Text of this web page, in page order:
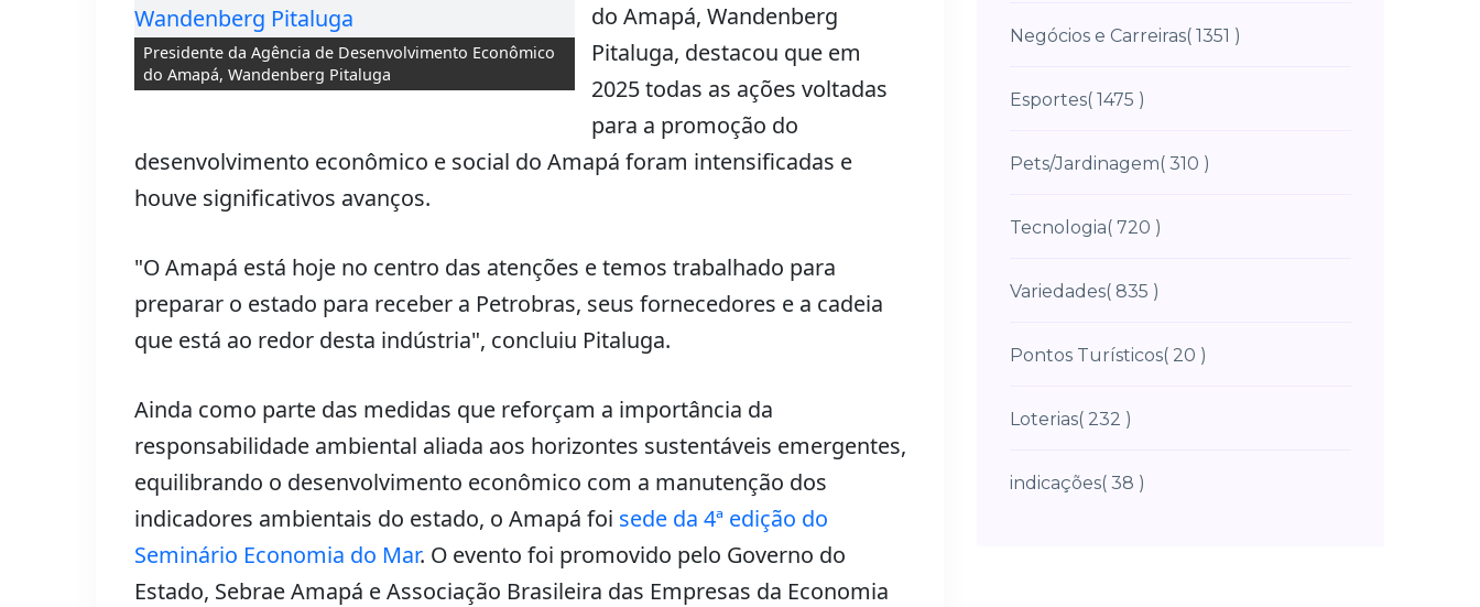
Presidente da Agência de Desenvolvimento Econômico
do Amapá, Wandenberg Pitaluga
do Amapá, Wandenberg
Pitaluga, destacou que em
2025 todas as ações voltadas
para a promoção do
desenvolvimento econômico e social do Amapá foram intensificadas e
houve significativos avanços.
"O Amapá está hoje no centro das atenções e temos trabalhado para
preparar o estado para receber a Petrobras, seus fornecedores e a cadeia
que está ao redor desta indústria", concluiu Pitaluga.
Ainda como parte das medidas que reforçam a importância da
responsabilidade ambiental aliada aos horizontes sustentáveis emergentes,
equilibrando o desenvolvimento econômico com a manutenção dos
indicadores ambientais do estado, o Amapá foi sede da 4ª edição do
Seminário Economia do Mar. O evento foi promovido pelo Governo do
Estado, Sebrae Amapá e Associação Brasileira das Empresas da Economia
Negócios e Carreiras( 1351 )
Esportes( 1475 )
Pets/Jardinagem( 310 )
Tecnologia( 720 )
Variedades( 835 )
Pontos Turísticos( 20 )
Loterias( 232 )
indicações( 38 )